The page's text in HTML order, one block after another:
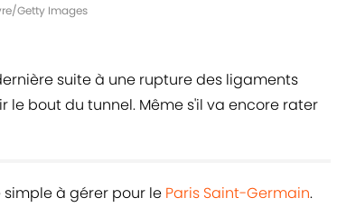
Getty Images
suite à une rupture des ligaments
le bout du tunnel. Même s'il va encore rater
simple à gérer pour le Paris Saint-Germain.